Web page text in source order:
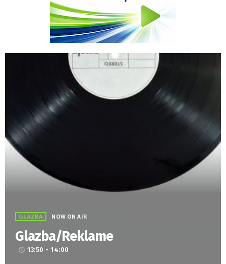
GLAZBA NOW ON AIR
Glazba/Reklame
access_time 13:50 - 14:00